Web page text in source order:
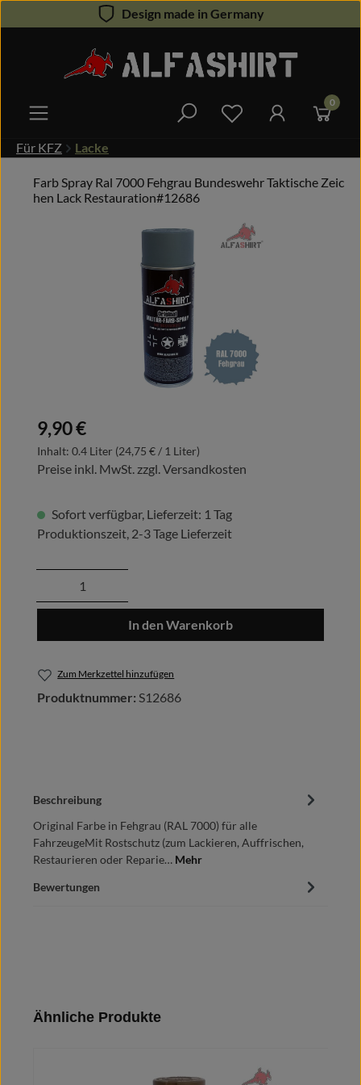
Zum Hauptinhalt springenDesign made in Germany
Du hast 0 0
Für KFZ Lacke
Farb Spray Ral 7000 Fehgrau Bundeswehr Taktische Zeic
hen Lack Restauration#12686
Bildergalerie überspringen
Regulärer Preis:
9,90 €
Inhalt: 0.4 Liter (24,75 € / 1 Liter)
Preise inkl. MwSt. zzgl. Versandkosten
Sofort verfügbar, Lieferzeit: 1 Tag
Produktionszeit, 2-3 Tage Lieferzeit
Produkt Anzahl: Gib den gewünschten
In den Warenkorb
Zum Merkzettel hinzufügen
Produktnummer: S12686
Beschreibung
Original Farbe in Fehgrau (RAL 7000) für alle
FahrzeugeMit Rostschutz (zum Lackieren, Auffrischen,
Restaurieren oder Reparie… Mehr
Bewertungen
Produktgalerie überspringen
Ähnliche Produkte